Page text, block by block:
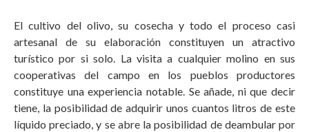
El cultivo del olivo, su cosecha y todo el proceso casi
artesanal de su elaboración constituyen un atractivo
turístico por si solo. La visita a cualquier molino en sus
cooperativas del campo en los pueblos productores
constituye una experiencia notable. Se añade, ni que decir
tiene, la posibilidad de adquirir unos cuantos litros de este
líquido preciado, y se abre la posibilidad de deambular por